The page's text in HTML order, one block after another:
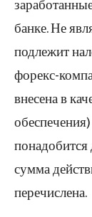
банке. Не
подлежит
форекс-
внесена в
понадобится
сумма
перечислена.